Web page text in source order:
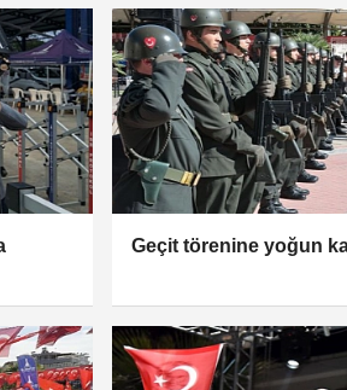
Geçit törenine yoğun